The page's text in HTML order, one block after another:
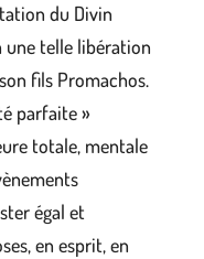
du Divin
une telle libération
fils Promachos.
parfaite »
totale, mentale
égal et
en esprit, en